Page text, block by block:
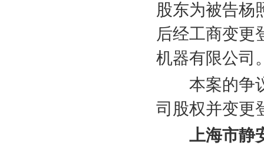
股东为被告杨
后经工商变更
机器有限公司
本案的争议
司股权并变更
上海市静